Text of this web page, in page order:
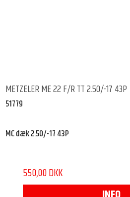
METZELER ME 22 F/R TT 2.50/-17 43P
51779
MC dæk 2.50/-17 43P
550,00 DKK